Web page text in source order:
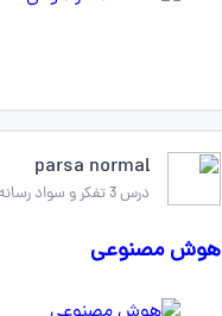
parsa normal
درس 3 تفکر و سواد رسانه ای
هوش مصنوعی‌